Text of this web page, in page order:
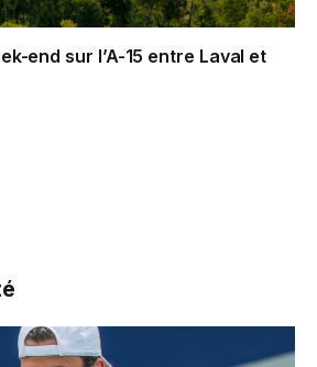
end sur l’A-15 entre Laval et